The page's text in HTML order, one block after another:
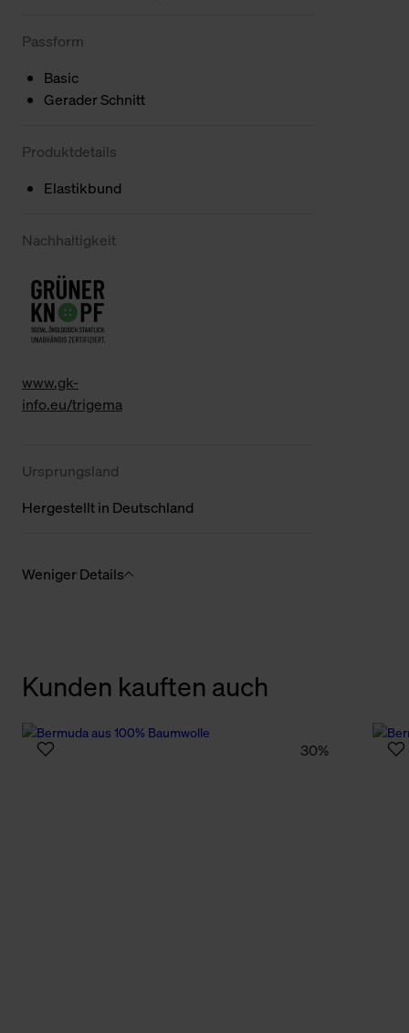
Passform
Basic
Gerader Schnitt
Produktdetails
Elastikbund
Nachhaltigkeit
www.gk-
info.eu/trigema
Ursprungsland
Hergestellt in Deutschland
Weniger Details
Kunden kauften auch
30%